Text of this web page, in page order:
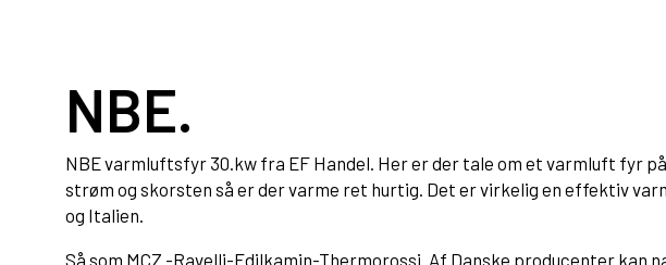
NBE.
NBE varmluftsfyr 30.kw fra EF Handel. Her er der tale om et varmluft fyr
strøm og skorsten så er der varme ret hurtig. Det er virkelig en effektiv
og Italien.
Så som MCZ -Ravelli-Edilkamin-Thermorossi. Af Danske producenter